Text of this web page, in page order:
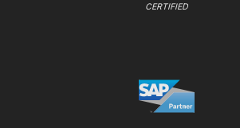
CERTIFIED